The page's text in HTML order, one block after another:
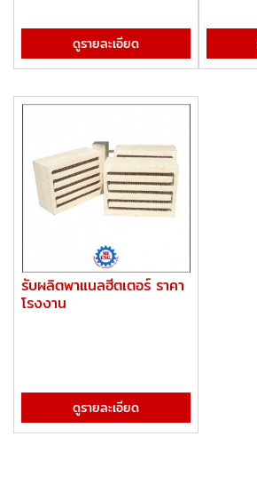
ดูรายละเอียด
รับผลิตพาแนลฮีตเตอร์ ราคา
โรงงาน
ดูรายละเอียด